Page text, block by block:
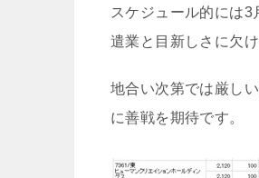
スケジュール的には
遣業と目新しさに欠
地合い次第では厳し
に善戦を期待です。